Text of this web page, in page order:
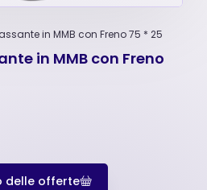
in MMB con Freno 75 * 25
in MMB con Freno
delle offerte